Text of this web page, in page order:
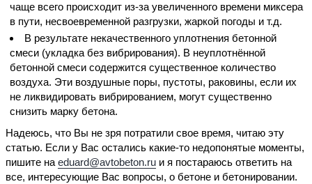
чаще всего происходит из-за увеличенного времени миксера
в пути, несвоевременной разгрузки, жаркой погоды и т.д.
В результате некачественного уплотнения бетонной
смеси (укладка без вибрирования). В неуплотнённой
бетонной смеси содержится существенное количество
воздуха. Эти воздушные поры, пустоты, раковины, если их
не ликвидировать вибрированием, могут существенно
снизить марку бетона.
Надеюсь, что Вы не зря потратили свое время, читаю эту
статью. Если у Вас остались какие-то недопонятые моменты,
пишите на eduard@avtobeton.ru и я постараюсь ответить на
все, интересующие Вас вопросы, о бетоне и бетонировании.